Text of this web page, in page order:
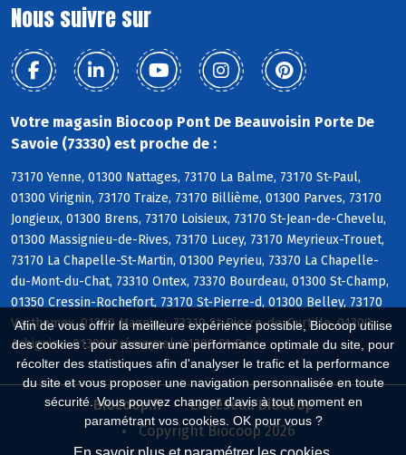
Afin de vous offrir la meilleure expérience possible, Biocoop utilise
des cookies : pour assurer une performance optimale du site, pour
récolter des statistiques afin d'analyser le trafic et la performance
du site et vous proposer une navigation personnalisée en toute
sécurité. Vous pouvez changer d'avis à tout moment en
paramétrant vos cookies. OK pour vous ?
Nous suivre sur
Votre magasin Biocoop Pont De Beauvoisin Porte De
Savoie (73330) est proche de :
73170 Yenne, 01300 Nattages, 73170 La Balme, 73170 St-Paul,
01300 Virignin, 73170 Traize, 73170 Billième, 01300 Parves, 73170
Jongieux, 01300 Brens, 73170 Loisieux, 73170 St-Jean-de-Chevelu,
01300 Massignieu-de-Rives, 73170 Lucey, 73170 Meyrieux-Trouet,
73170 La Chapelle-St-Martin, 01300 Peyrieu, 73370 La Chapelle-
du-Mont-du-Chat, 73310 Ontex, 73370 Bourdeau, 01300 St-Champ,
01350 Cressin-Rochefort, 73170 St-Pierre-d, 01300 Belley, 73170
Verthemex, 01300 Magnieu, 73310 St-Pierre-de-Curtille, 01300
Arbignieu, 01300 Prémeyzel, 01300 St-Bois
Biocoop.fr
Le réseau Biocoop
Copyright Biocoop 2026